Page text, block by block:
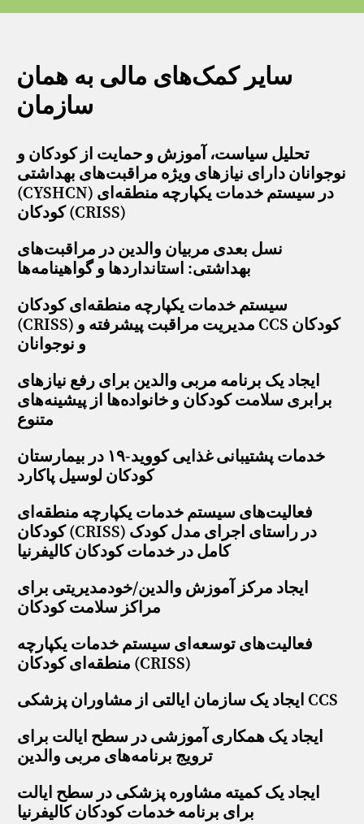
سایر کمک‌های مالی به همان
سازمان
تحلیل سیاست، آموزش و حمایت از کودکان و
نوجوانان دارای نیازهای ویژه مراقبت‌های بهداشتی
(CYSHCN) در سیستم خدمات یکپارچه منطقه‌ای
کودکان (CRISS)
نسل بعدی مربیان والدین در مراقبت‌های
بهداشتی: استانداردها و گواهینامه‌ها
سیستم خدمات یکپارچه منطقه‌ای کودکان
(CRISS) مدیریت مراقبت پیشرفته و CCS کودکان
و نوجوانان
ایجاد یک برنامه مربی والدین برای رفع نیازهای
برابری سلامت کودکان و خانواده‌ها از پیشینه‌های
متنوع
خدمات پشتیبانی غذایی کووید-۱۹ در بیمارستان
کودکان لوسیل پاکارد
فعالیت‌های سیستم خدمات یکپارچه منطقه‌ای
کودکان (CRISS) در راستای اجرای مدل کودک
کامل در خدمات کودکان کالیفرنیا
ایجاد مرکز آموزش والدین/خودمدیریتی برای
مراکز سلامت کودکان
فعالیت‌های توسعه‌ای سیستم خدمات یکپارچه
منطقه‌ای کودکان (CRISS)
ایجاد یک سازمان ایالتی از مشاوران پزشکی CCS
ایجاد یک همکاری آموزشی در سطح ایالت برای
ترویج برنامه‌های مربی والدین
ایجاد یک کمیته مشاوره پزشکی در سطح ایالت
برای برنامه خدمات کودکان کالیفرنیا